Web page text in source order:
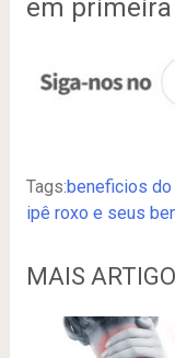
em
Tags:beneficios do
ipê roxo e seus
MAIS